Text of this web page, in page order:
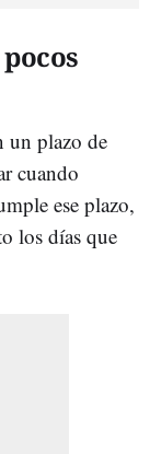
un plazo de
cuando
ese plazo,
los días que